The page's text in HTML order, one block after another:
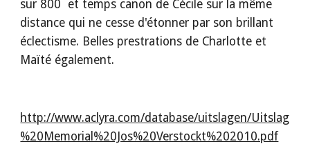
sur 800  et temps canon de Cécile sur la même
distance qui ne cesse d'étonner par son brillant
éclectisme. Belles prestrations de Charlotte et
Maïté également.
http://www.aclyra.com/database/uitslagen/Uitslag
%20Memorial%20Jos%20Verstockt%202010.pdf